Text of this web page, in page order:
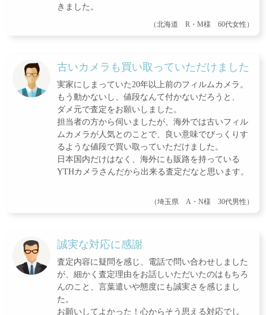
きました。
（北海道 R・M様 60代女性）
古いカメラも買い取っていただけました
実家にしまっていた20年以上前のフィルムカメラ。
もう動かないし、値段なんて付かないだろうと、
ダメ元で査定をお願いしました。
担当者の方から伺いましたが、海外では古いフィル
ムカメラが人気とのことで、良い意味でびっくりす
るような値段で買い取っていただけました。
日本国内だけはなく、海外にも販路を持っている
YTHカメラさんだから出来る査定だなと思います。
（埼玉県 A・N様 30代男性）
誠実な対応に感謝
査定内容に疑問を感じ、電話で問い合わせしました
が、細かく査定理由をお話しいただいたのはもちろ
んのこと、言葉遣いや態度にも誠実さを感じまし
た。
お願いしてよかった！心からそう思える対応でし